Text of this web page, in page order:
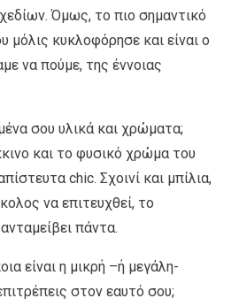
Όμως, το πιο σημαντικό
μόλις κυκλοφόρησε και είναι ο
να πούμε, της έννοιας
σου υλικά και χρώματα;
και το φυσικό χρώμα του
chic. Σχοινί και μπίλια,
να επιτευχθεί, το
πάντα.
είναι η μικρή –ή μεγάλη-
στον εαυτό σου;